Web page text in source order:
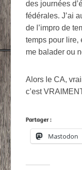
des journées
fédérales. J’ai
de l’impro de
temps pour lire,
me balader ou
Alors le CA,
c’est
Partager :
Mastodon